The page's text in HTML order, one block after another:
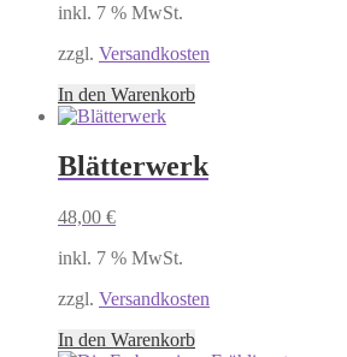
inkl. 7 % MwSt.
zzgl. Versandkosten
In den Warenkorb
Blätterwerk
48,00 €
inkl. 7 % MwSt.
zzgl. Versandkosten
In den Warenkorb